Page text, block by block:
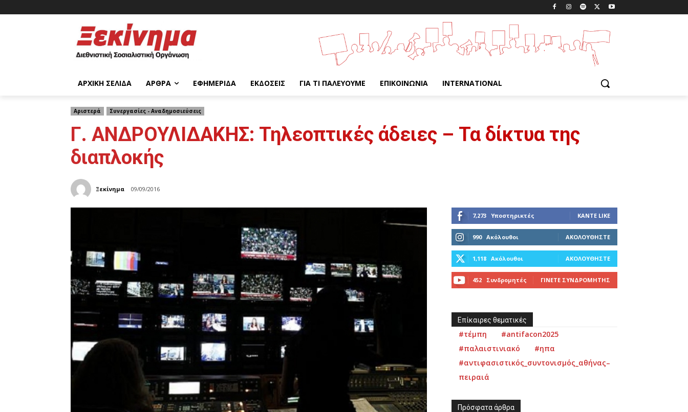
ΑΡΧΙΚΉ ΣΕΛΊΔΑ ΆΡΘΡΑ ΕΦΗΜΕΡΊΔΑ ΕΚΔΌΣΕΙΣ ΓΙΑ ΤΙ ΠΑΛΕΎΟΥΜΕ ΕΠΙΚΟΙΝΩΝΊΑ INTERNATIONAL
Αριστερά Συνεργασίες - Αναδημοσιεύσεις
Γ. ΑΝΔΡΟΥΛΙΔΑΚΗΣ: Τηλεοπτικές άδειες – Τα δίκτυα της
διαπλοκής
Ξεκίνημα 09/09/2016
7,273 Υποστηρικτές ΚΆΝΤΕ LIKE
990 Ακόλουθοι ΑΚΟΛΟΥΘΉΣΤΕ
1,118 Ακόλουθοι ΑΚΟΛΟΥΘΉΣΤΕ
452 Συνδρομητές ΓΊΝΕΤΕ ΣΥΝΔΡΟΜΗΤΉΣ
Επίκαιρες θεματικές
#τέμπη
#antifacon2025
#παλαιστινιακό
#ηπα
#αντιφασιστικός_συντονισμός_αθήνας–
πειραιά
Πρόσφατα άρθρα